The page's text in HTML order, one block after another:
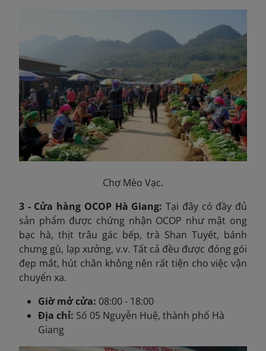
Chợ Mèo Vạc.
3 - Cửa hàng OCOP Hà Giang:Tại đây có đầy đủ
sản phẩm được chứng nhận OCOP như mật ong
bạc hà, thịt trâu gác bếp, trà Shan Tuyết, bánh
chưng gù, lạp xưởng, v.v. Tất cả đều được đóng gói
đẹp mắt, hút chân không nên rất tiện cho việc vận
chuyển xa.
Giờ mở cửa: 08:00 - 18:00
Địa chỉ: Số 05 Nguyễn Huệ, thành phố Hà
Giang